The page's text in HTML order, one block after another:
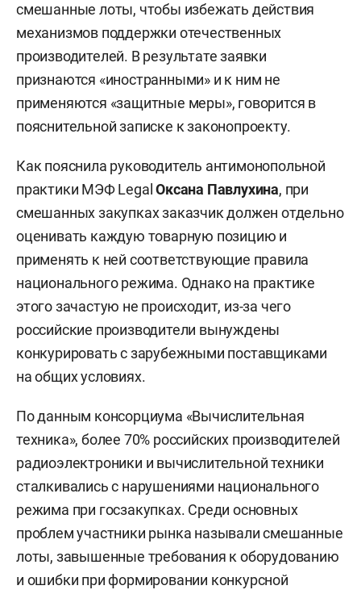
смешанные лоты, чтобы избежать действия
механизмов поддержки отечественных
производителей. В результате заявки
признаются «иностранными» и к ним не
применяются «защитные меры», говорится в
пояснительной записке к законопроекту.
Как пояснила руководитель антимонопольной
практики МЭФ LegalОксана Павлухина, при
смешанных закупках заказчик должен отдельно
оценивать каждую товарную позицию и
применять к ней соответствующие правила
национального режима. Однако на практике
этого зачастую не происходит, из-за чего
российские производители вынуждены
конкурировать с зарубежными поставщиками
на общих условиях.
По данным консорциума «Вычислительная
техника», более 70% российских производителей
радиоэлектроники и вычислительной техники
сталкивались с нарушениями национального
режима при госзакупках. Среди основных
проблем участники рынка называли смешанные
лоты, завышенные требования к оборудованию
и ошибки при формировании конкурсной